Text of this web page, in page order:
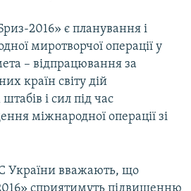
2016» є планування і
миротворчої операції у
– відпрацювання за
країн світу дій
і сил під час
міжнародної операції зі
України вважають, що